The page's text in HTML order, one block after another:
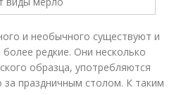
и необычного существуют и
редкие. Они несколько
образца, употребляются
праздничным столом. К таким